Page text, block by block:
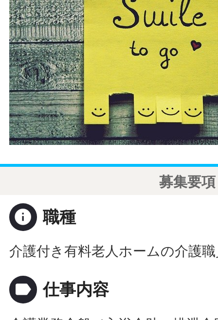
募集要項
info 職種
介護付き有料老人ホームの介護
label 仕事内容